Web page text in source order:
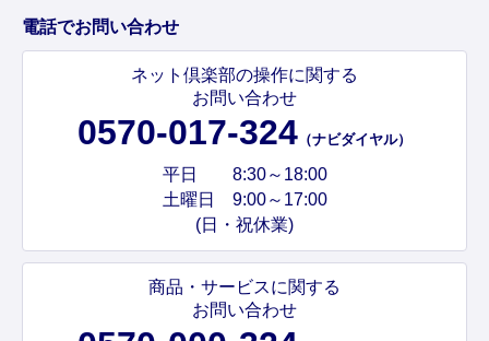
電話でお問い合わせ
ネット倶楽部の操作に関する
お問い合わせ
0570-017-324 （ナビダイヤル）
平日 8:30～18:00
土曜日 9:00～17:00
(日・祝休業)
商品・サービスに関する
お問い合わせ